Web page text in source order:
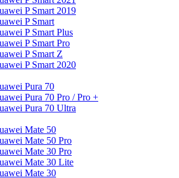
P Smart 2019
P Smart
P Smart Plus
P Smart Pro
P Smart Z
P Smart 2020
Pura 70
Pura 70 Pro / Pro +
Pura 70 Ultra
Mate 50
Mate 50 Pro
Mate 30 Pro
Mate 30 Lite
Mate 30